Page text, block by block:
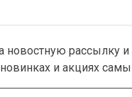
новостную рассылку и
и акциях